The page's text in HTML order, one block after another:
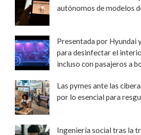
autónomos de modelos
Presentada por Hyundai
para desinfectar el
incluso con pasajeros a
Las pymes ante las
por lo esencial para
Ingeniería social tras la